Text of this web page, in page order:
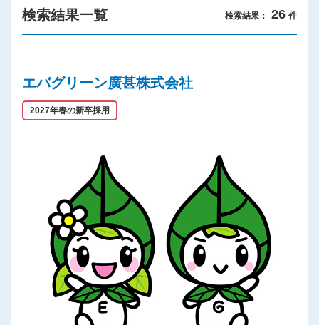
利用規約
検索結果一覧 検索結果： 26 件
エバグリーン廣甚株式会社
2027年春の新卒採用